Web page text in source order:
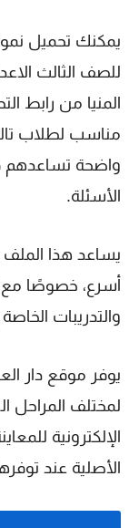
يمكنك تحميل
المنيا من رابط
مناسب لطلاب
واضحة تساعدهم
الأسئلة.
أسرع، خصوصًا مع
والتدريبات
يوفر موقع دار
لمختلف المراحل
الإلكترونية
الأصلية عند